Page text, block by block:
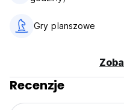
Gry planszowe
Recenzje